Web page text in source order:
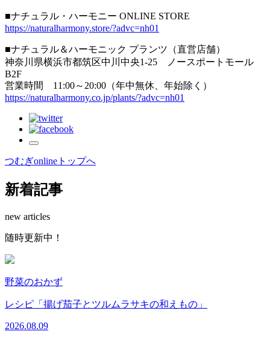
■ナチュラル・ハーモニー ONLINE STORE
https://naturalharmony.store/?advc=nh01
■ナチュラル＆ハーモニック プランツ（直営店舗）
神奈川県横浜市都筑区中川中央1-25 ノースポートモール
B2F
営業時間 11:00～20:00（年中無休、年始除く）
https://naturalharmony.co.jp/plants/?advc=nh01
つむぎonlineトップへ
新着記事
new articles
随時更新中 ！
野菜のおかず
レシピ「揚げ茄子とツルムラサキの和えもの」
2026.08.09